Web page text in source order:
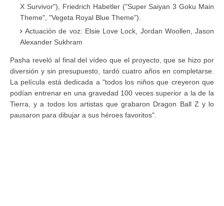
X Survivor"), Friedrich Habetler ("Super Saiyan 3 Goku Main
Theme", "Vegeta Royal Blue Theme").
Actuación de voz: Elsie Love Lock, Jordan Woollen, Jason
Alexander Sukhram
Pasha reveló al final del vídeo que el proyecto, que se hizo por
diversión y sin presupuesto, tardó cuatro años en completarse.
La película está dedicada a "todos los niños que creyeron que
podían entrenar en una gravedad 100 veces superior a la de la
Tierra, y a todos los artistas que grabaron Dragon Ball Z y lo
pausaron para dibujar a sus héroes favoritos".